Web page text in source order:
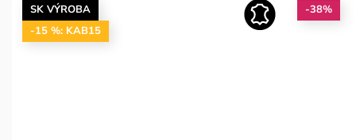
SK VÝROBA
-15 %: KAB15
-38%